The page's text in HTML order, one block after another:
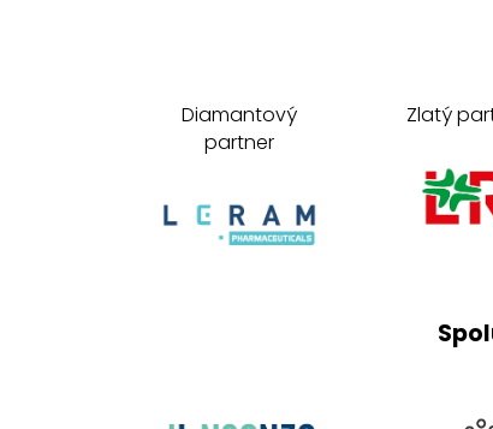
Diamantový
partner
Zlatý